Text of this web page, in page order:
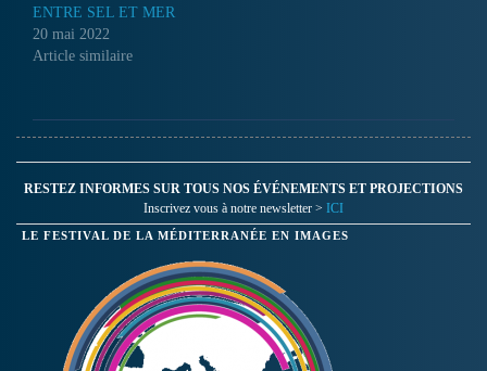
ENTRE SEL ET MER
20 mai 2022
Article similaire
RESTEZ INFORMES SUR TOUS NOS ÉVÉNEMENTS ET PROJECTIONS
Inscrivez vous à notre newsletter > ICI
LE FESTIVAL DE LA MÉDITERRANÉE EN IMAGES